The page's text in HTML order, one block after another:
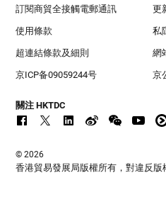
訂閱商貿全接觸電郵通訊 更
使用條款 私
超連結條款及細則 網
京ICP备09059244号 京
關注 HKTDC
© 2026
香港貿易發展局版權所有，對違反版